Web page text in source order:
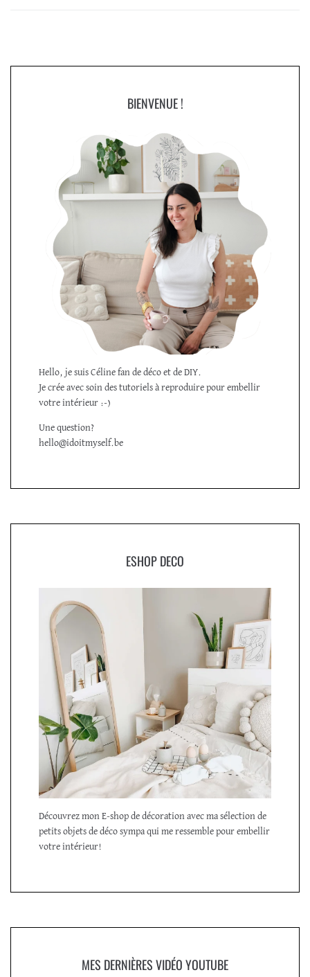
BIENVENUE !
Hello, je suis Céline fan de déco et de DIY.
Je crée avec soin des tutoriels à reproduire pour embellir
votre intérieur :-)
Une question?
hello@idoitmyself.be
ESHOP DECO
Découvrez mon E-shop de décoration avec ma sélection de
petits objets de déco sympa qui me ressemble pour embellir
votre intérieur!
MES DERNIÈRES VIDÉO YOUTUBE